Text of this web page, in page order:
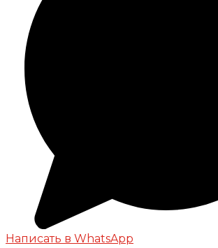
Написать в WhatsApp